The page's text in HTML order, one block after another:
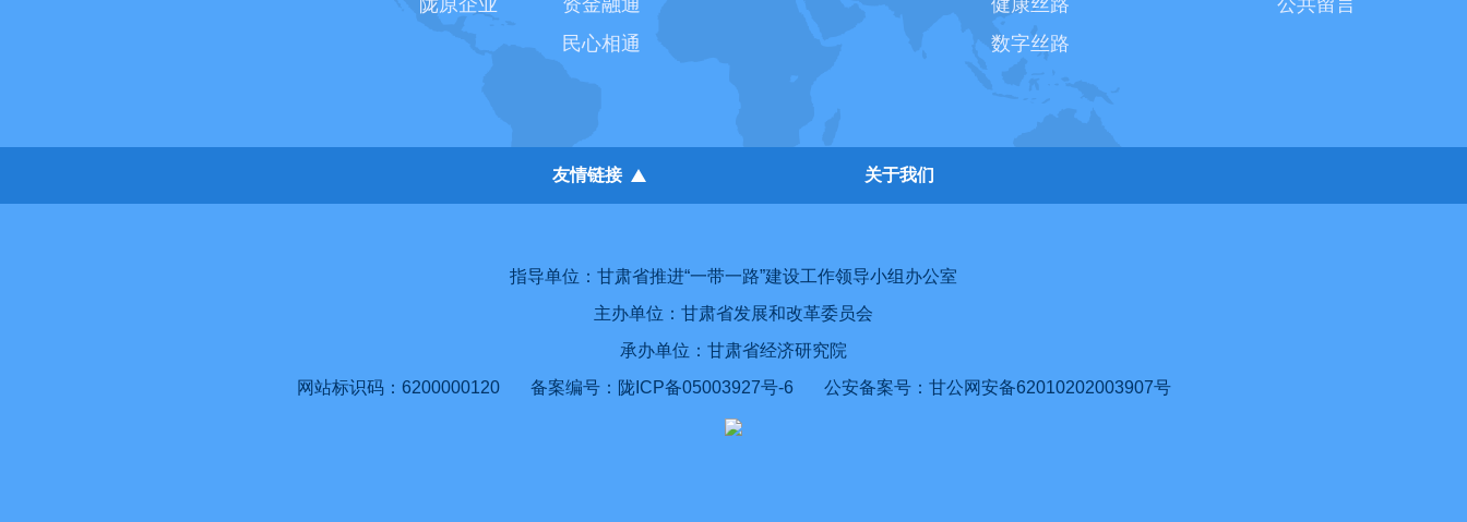
陇原企业
资金融通
民心相通
健康丝路
数字丝路
公共留言
友情链接 关于我们
指导单位：甘肃省推进“一带一路”建设工作领导小组办公室
主办单位：甘肃省发展和改革委员会
承办单位：甘肃省经济研究院
网站标识码：6200000120
备案编号：陇ICP备05003927号-6 公安备案号：甘公网安备62010202003907号